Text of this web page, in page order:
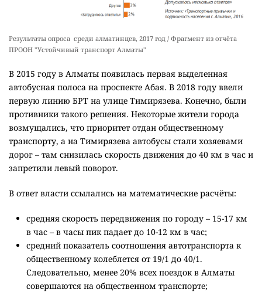
Результаты опроса среди алматинцев, 2017 год / Фрагмент из отчёта
ПРООН "Устойчивый транспорт Алматы"
В 2015 году в Алматы появилась первая выделенная
автобусная полоса на проспекте Абая. В 2018 году ввели
первую линию БРТ на улице Тимирязева. Конечно, были
противники такого решения. Некоторые жители города
возмущались, что приоритет отдан общественному
транспорту, а на Тимирязева автобусы стали хозяевами
дорог – там снизилась скорость движения до 40 км в час и
запретили левый поворот.
В ответ власти ссылались на математические расчёты:
средняя скорость передвижения по городу – 15-17 км
в час – в часы пик падает до 10-12 км в час;
средний показатель соотношения автотранспорта к
общественному колеблется от 19/1 до 40/1.
Следовательно, менее 20% всех поездок в Алматы
совершаются на общественном транспорте;